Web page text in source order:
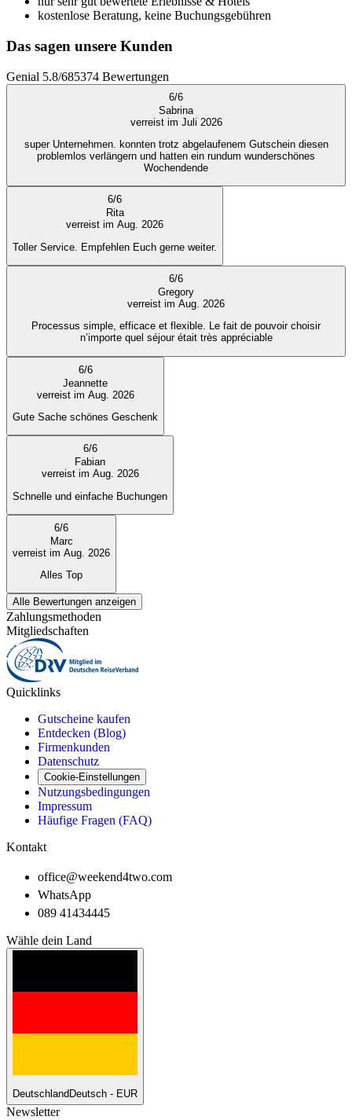
kostenlose Beratung, keine Buchungsgebühren
Das sagen unsere Kunden
Genial 5.8/685374 Bewertungen
6/6
Sabrina
verreist im Juli 2026
super Unternehmen. konnten trotz abgelaufenem Gutschein diesen
problemlos verlängern und hatten ein rundum wunderschönes
Wochendende
6/6
Rita
verreist im Aug. 2026
Toller Service. Empfehlen Euch gerne weiter.
6/6
Gregory
verreist im Aug. 2026
Processus simple, efficace et flexible. Le fait de pouvoir choisir
n’importe quel séjour était très appréciable
6/6
Jeannette
verreist im Aug. 2026
Gute Sache schönes Geschenk
6/6
Fabian
verreist im Aug. 2026
Schnelle und einfache Buchungen
6/6
Marc
verreist im Aug. 2026
Alles Top
Alle Bewertungen anzeigen
Zahlungsmethoden
Mitgliedschaften
Quicklinks
Gutscheine kaufen
Entdecken (Blog)
Firmenkunden
Datenschutz
Cookie-Einstellungen
Nutzungsbedingungen
Impressum
Häufige Fragen (FAQ)
Kontakt
office@weekend4two.com
WhatsApp
089 41434445
Wähle dein Land
Deutschland Deutsch - EUR
Newsletter